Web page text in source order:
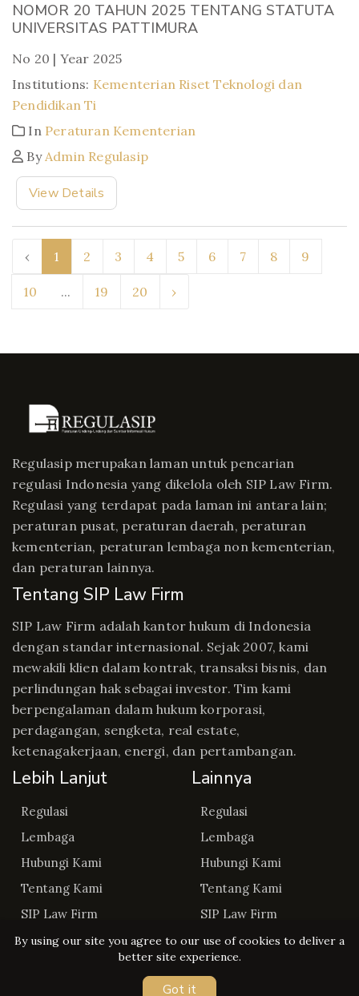
NOMOR 20 TAHUN 2025 TENTANG STATUTA
UNIVERSITAS PATTIMURA
No 20 | Year 2025
Institutions: Kementerian Riset Teknologi dan
Pendidikan Ti
In Peraturan Kementerian
By Admin Regulasip
View Details
‹ 1 2 3 4 5 6 7 8 9
10 ... 19 20 ›
Regulasip merupakan laman untuk pencarian
regulasi Indonesia yang dikelola oleh SIP Law Firm.
Regulasi yang terdapat pada laman ini antara lain;
peraturan pusat, peraturan daerah, peraturan
kementerian, peraturan lembaga non kementerian,
dan peraturan lainnya.
Tentang SIP Law Firm
SIP Law Firm adalah kantor hukum di Indonesia
dengan standar internasional. Sejak 2007, kami
mewakili klien dalam kontrak, transaksi bisnis, dan
perlindungan hak sebagai investor. Tim kami
berpengalaman dalam hukum korporasi,
perdagangan, sengketa, real estate,
ketenagakerjaan, energi, dan pertambangan.
Lebih Lanjut
Regulasi
Lembaga
Hubungi Kami
Tentang Kami
SIP Law Firm
Lainnya
Regulasi
Lembaga
Hubungi Kami
Tentang Kami
SIP Law Firm
By using our site you agree to our use of cookies to deliver a
better site experience.
Got it